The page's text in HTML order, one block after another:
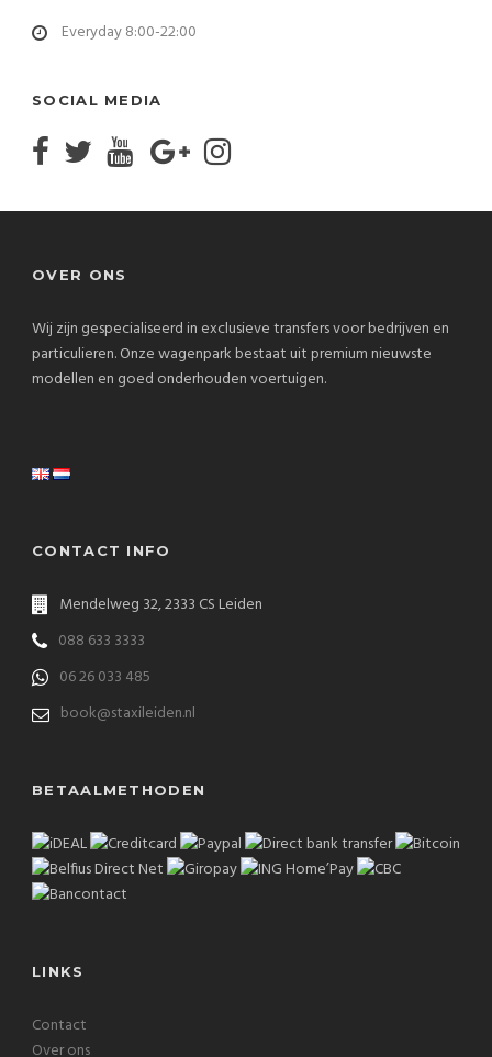
Everyday 8:00-22:00
SOCIAL MEDIA
OVER ONS
Wij zijn gespecialiseerd in exclusieve transfers voor bedrijven en
particulieren. Onze wagenpark bestaat uit premium nieuwste
modellen en goed onderhouden voertuigen.
CONTACT INFO
Mendelweg 32, 2333 CS Leiden
088 633 3333
06 26 033 485
book@staxileiden.nl
BETAALMETHODEN
LINKS
Contact
Over ons